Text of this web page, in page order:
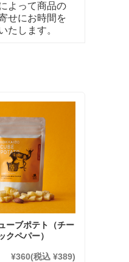
よって商品の
せにお時間を
たします。
ーブポテト（チー
クペパー）
¥360(税込 ¥389)